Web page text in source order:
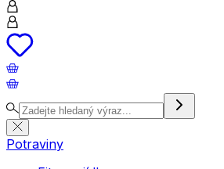
Potraviny